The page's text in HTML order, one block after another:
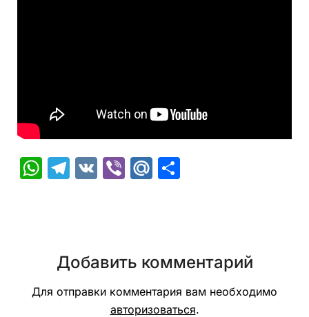
WhatsApp
Telegram
VK ViberMail.Ru
Добавить комментарий
Для отправки комментария вам необходимо
авторизоваться.